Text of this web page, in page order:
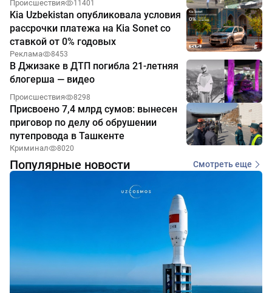
Происшествия 11401
Kia Uzbekistan опубликовала условия
рассрочки платежа на Kia Sonet со
ставкой от 0% годовых
Реклама 8453
В Джизаке в ДТП погибла 21-летняя
блогерша — видео
Происшествия 8298
Присвоено 7,4 млрд сумов: вынесен
приговор по делу об обрушении
путепровода в Ташкенте
Криминал 8020
Популярные новости Смотреть еще